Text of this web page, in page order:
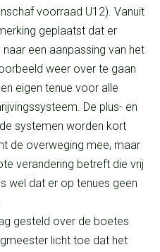
voorraad U12). Vanuit
geplaatst dat er
een aanpassing van het
weer over te gaan
eigen tenue voor alle
De plus- en
systemen worden kort
de overweging mee, maar
verandering betreft die vrij
wel dat er op tenues geen
gesteld over de boetes
licht toe dat het